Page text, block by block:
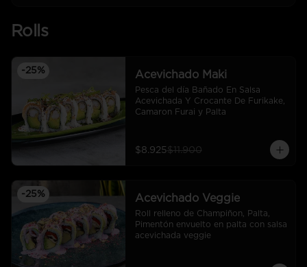
Rolls
-25% Acevichado Maki
Pesca del día Bañado En Salsa
Acevichada Y Crocante De Furikake,
Camaron Furai y Palta
$8.925$11.900
-25% Acevichado Veggie
Roll relleno de Champiñon, Palta,
Pimentón envuelto en palta con salsa
acevichada veggie